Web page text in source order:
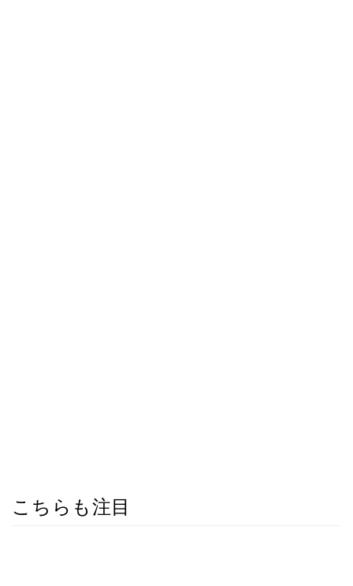
こちらも注目